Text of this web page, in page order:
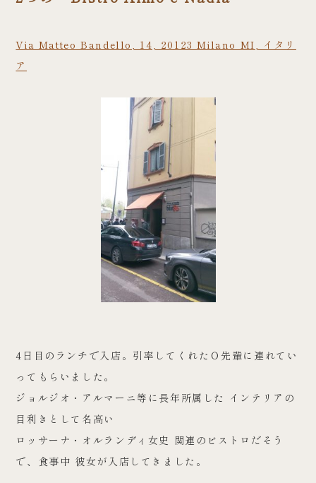
Via Matteo Bandello, 14, 20123 Milano MI, イタリ
ア
4日目のランチで入店。引率してくれたＯ先輩に連れてい
ってもらいました。
ジョルジオ・アルマーニ等に長年所属した インテリアの
目利きとして名高い
ロッサーナ・オルランディ女史 関連のビストロだそう
で、食事中 彼女が入店してきました。